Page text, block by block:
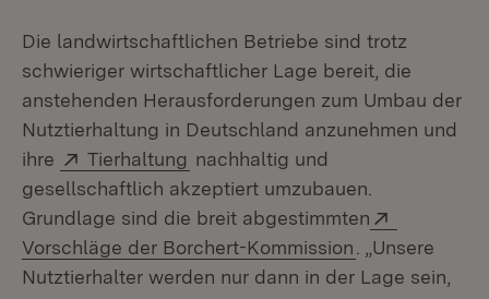
Die landwirtschaftlichen Betriebe sind trotz
schwieriger wirtschaftlicher Lage bereit, die
anstehenden Herausforderungen zum Umbau der
Nutztierhaltung in Deutschland anzunehmen und
ihre
Extern:
Tierhaltung (Öffnet in neuem Fenster)
nachhaltig und
gesellschaftlich akzeptiert umzubauen.
Grundlage sind die breit abgestimmten
Vorschläge der Borchert-Kommission (Öffnet in
. „Unsere
Nutztierhalter werden nur dann in der Lage sein,